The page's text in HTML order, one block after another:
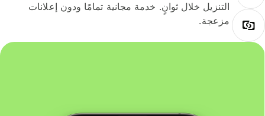
التنزيل خلال ثوانٍ. خدمة مجانية تمامًا ودون إعلانات
مزعجة.